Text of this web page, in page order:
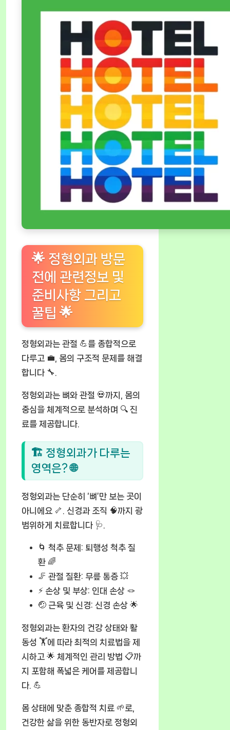
🌟 정형외과 방문
전에 관련정보 및
준비사항 그리고
꿀팁 🌟
정형외과는 관절 💪를 종합적으로
다루고 💼, 몸의 구조적 문제를 해결
합니다 🔧.
정형외과는 뼈와 관절 💀까지, 몸의
중심을 체계적으로 분석하며 🔍 진
료를 제공합니다.
🏗 정형외과가 다루는
영역은? 🌐
정형외과는 단순히 ‘뼈’만 보는 곳이
아니에요 🦴. 신경과 조직 🧠까지 광
범위하게 치료합니다 🩺.
🌀 척추 문제: 퇴행성 척추 질
환 🌈
🦵 관절 질환: 무릎 통증 💥
⚡ 손상 및 부상: 인대 손상 🪢
🤕 근육 및 신경: 신경 손상 🌟
정형외과는 환자의 건강 상태와 활
동성 🏋️에 따라 최적의 치료법을 제
시하고 🌟 체계적인 관리 방법 📋까
지 포함해 폭넓은 케어를 제공합니
다. 💪
몸 상태에 맞춘 종합적 치료 🌱로,
건강한 삶을 위한 동반자로 정형외